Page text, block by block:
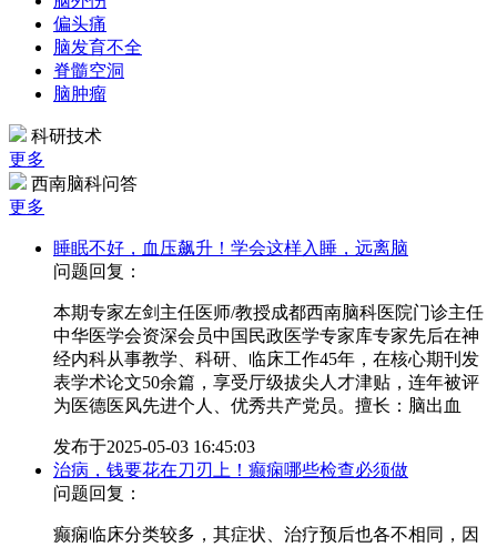
偏头痛
脑发育不全
脊髓空洞
脑肿瘤
科研技术
更多
西南脑科问答
更多
睡眠不好，血压飙升！学会这样入睡，远离脑
问题回复：
本期专家左剑主任医师/教授成都西南脑科医院门诊主任
中华医学会资深会员中国民政医学专家库专家先后在神
经内科从事教学、科研、临床工作45年，在核心期刊发
表学术论文50余篇，享受厅级拔尖人才津贴，连年被评
为医德医风先进个人、优秀共产党员。擅长：脑出血
发布于2025-05-03 16:45:03
治病，钱要花在刀刃上！癫痫哪些检查必须做
问题回复：
癫痫临床分类较多，其症状、治疗预后也各不相同，因